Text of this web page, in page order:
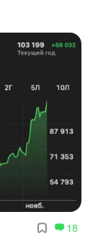
18